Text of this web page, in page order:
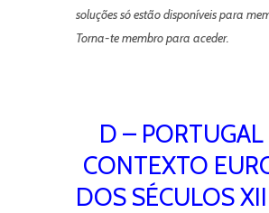
soluções só estão disponíveis para
Torna-te membro para aceder.
D –
CONTEXTO
DOS SÉCULOS